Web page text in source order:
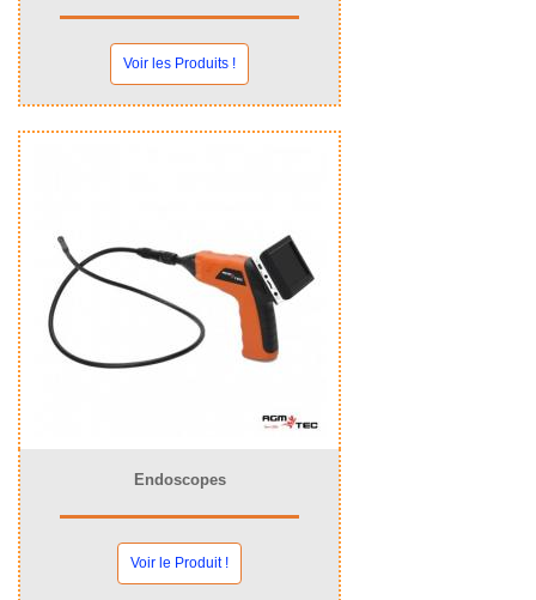
Voir les Produits !
Endoscopes
Voir le Produit !